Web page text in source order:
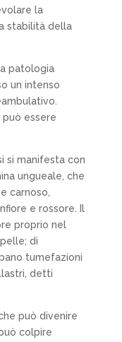
la
stabilità della
patologia
un intenso
può essere
si manifesta con
ungueale, che
carnoso,
e rossore. Il
proprio nel
di
tumefazioni
detti
può divenire
colpire